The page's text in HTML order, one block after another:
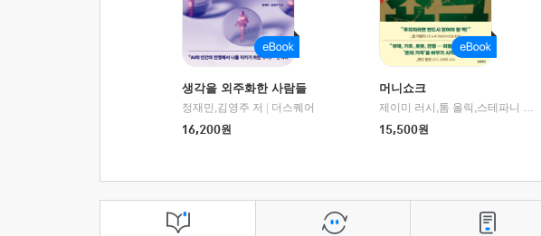
생각을 외주화한 사람들
정재민,김영주 저
더스퀘어
16,200원
머니쇼크
제이미 러시,톰 올릭,스테파니 플랜더스 편저/임경은 역/박정호 감수
15,500원